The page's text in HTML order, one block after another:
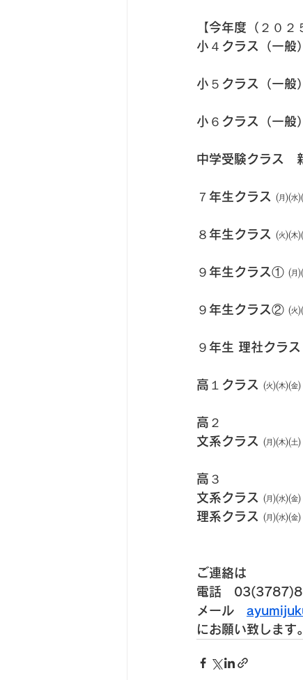
【今年度（２０２
小４クラス（一般
小５クラス（一般
小６クラス（一般
中学受験クラス　
７年生クラス ㈪
８年生クラス ㈫
９年生クラス① ㈪
９年生クラス② ㈫
９年生 理社クラ
高１クラス ㈫㈭
高２
文系クラス ㈪㈭
高３
文系クラス ㈪㈬
理系クラス ㈪㈬
ご連絡は
電話　
メール
にお願い致します。